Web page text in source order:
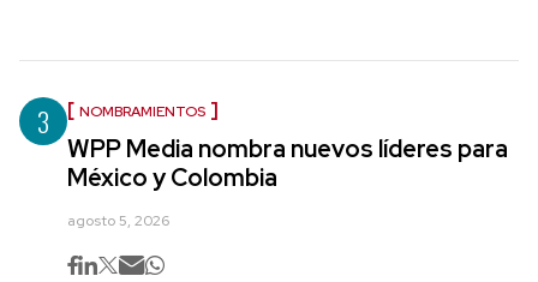
3 NOMBRAMIENTOS
WPP Media nombra nuevos líderes para
México y Colombia
agosto 5, 2026